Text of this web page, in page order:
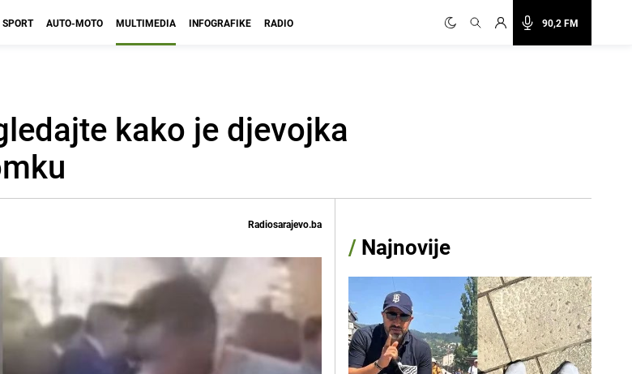
90,2 FM
SPORT AUTO-MOTO MULTIMEDIA INFOGRAFIKE RADIO
kako je djevojka
Radiosarajevo.ba
/ Najnovije